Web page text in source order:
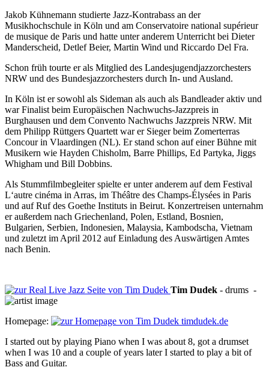
Jakob Kühnemann studierte Jazz-Kontrabass an der
Musikhochschule in Köln und am Conservatoire national supérieur
de musique de Paris und hatte unter anderem Unterricht bei Dieter
Manderscheid, Detlef Beier, Martin Wind und Riccardo Del Fra.
Schon früh tourte er als Mitglied des Landesjugendjazzorchesters
NRW und des Bundesjazzorchesters durch In- und Ausland.
In Köln ist er sowohl als Sideman als auch als Bandleader aktiv und
war Finalist beim Europäischen Nachwuchs-Jazzpreis in
Burghausen und dem Convento Nachwuchs Jazzpreis NRW. Mit
dem Philipp Rüttgers Quartett war er Sieger beim Zomerterras
Concour in Vlaardingen (NL). Er stand schon auf einer Bühne mit
Musikern wie Hayden Chisholm, Barre Phillips, Ed Partyka, Jiggs
Whigham und Bill Dobbins.
Als Stummfilmbegleiter spielte er unter anderem auf dem Festival
L‘autre cinéma in Arras, im Théâtre des Champs-Élysées in Paris
und auf Ruf des Goethe Instituts in Beirut. Konzertreisen unternahm
er außerdem nach Griechenland, Polen, Estland, Bosnien,
Bulgarien, Serbien, Indonesien, Malaysia, Kambodscha, Vietnam
und zuletzt im April 2012 auf Einladung des Auswärtigen Amtes
nach Benin.
Tim Dudek - drums -
Homepage:
timdudek.de
I started out by playing Piano when I was about 8, got a drumset
when I was 10 and a couple of years later I started to play a bit of
Bass and Guitar.